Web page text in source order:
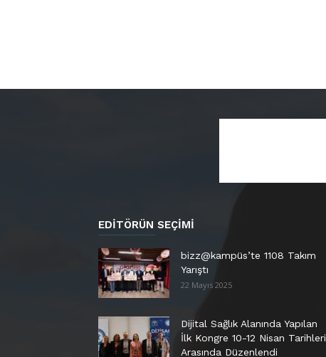
EDITÖRÜN SEÇIMI
bizz@kampüs’te 1108 Takım
Yarıştı
22 Mayıs 2025
Dijital Sağlık Alanında Yapılan
İlk Kongre 10-12 Nisan Tarihleri
Arasında Düzenlendi